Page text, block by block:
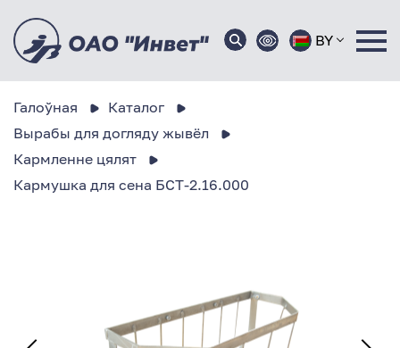
BY
Галоўная
Каталог
Вырабы для догляду жывёл
Кармленне цялят
Кармушка для сена БСТ-2.16.000